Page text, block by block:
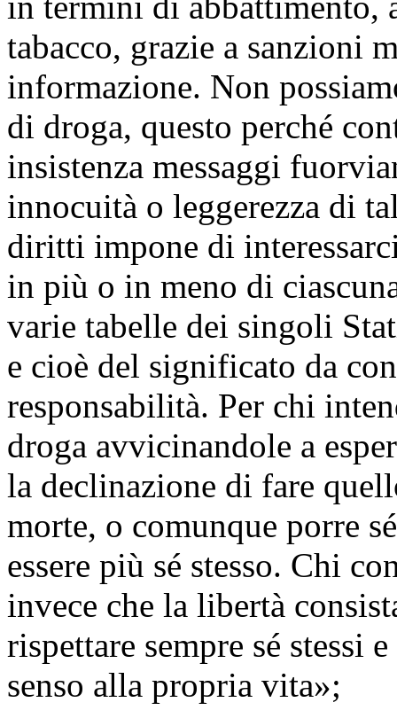
tabacco, grazie a sanzioni
informazione. Non
di droga, questo perché
insistenza messaggi
innocuità o leggerezza di
diritti impone di
in più o in meno di
varie tabelle dei singoli
e cioè del significato da
responsabilità. Per chi
droga avvicinandole a
la declinazione di fare
morte, o comunque porre
essere più sé stesso. Chi
invece che la libertà
rispettare sempre sé stessi
senso alla propria vita»;